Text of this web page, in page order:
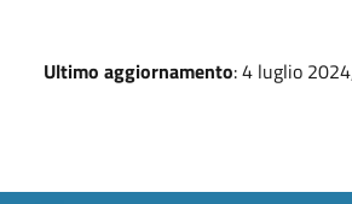
Ultimo aggiornamento: 4 luglio